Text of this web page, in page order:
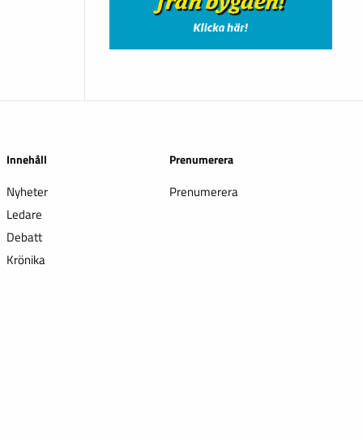
Innehåll
Nyheter
Ledare
Debatt
Krönika
Prenumerera
Prenumerera